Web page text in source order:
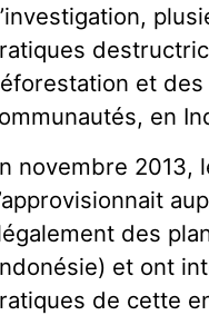
et
en
novembre 2013,
des
et ont
de cette